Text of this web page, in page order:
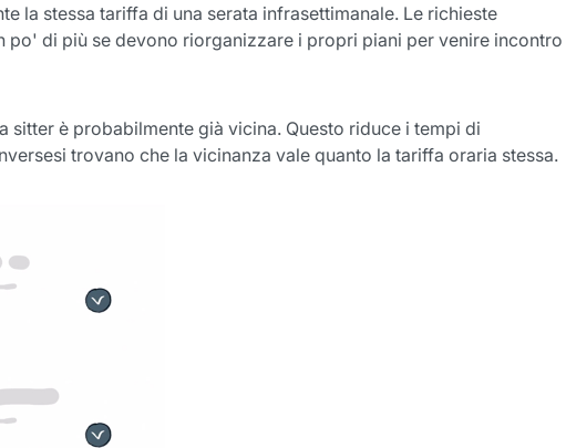
la stessa tariffa di una serata infrasettimanale. Le richieste
di più se devono riorganizzare i propri piani per venire incontro
è probabilmente già vicina. Questo riduce i tempi di
trovano che la vicinanza vale quanto la tariffa oraria stessa.